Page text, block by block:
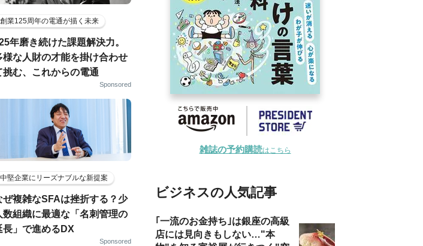
創業125周年の電通が描く未来
年磨き続けた課題解決力。
様な人財の才能を掛け合わせ
挑む、これからの電通
Sponsored
中堅企業にリーズナブルな新提案
ぜ複雑なSFAは挫折する？少
数組織に最適な「名刺管理の
長」で進めるDX
Sponsored
雑誌の予約購読はこちら
ビジネスの人気記事
｢一流のお金持ち｣は銀座の高級
店には見向きもしない…"本